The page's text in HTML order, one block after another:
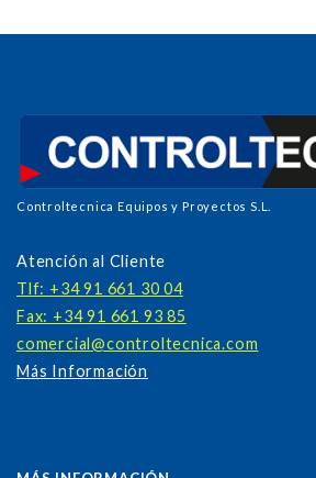
Controltecnica Equipos y Proyectos S.L.
Atención al Cliente
Tlf: +34 91 661 30 04
Fax: +34 91 661 93 85
comercial@controltecnica.com
Más Información